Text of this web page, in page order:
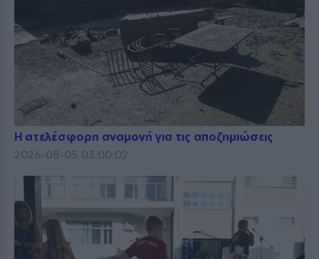
Η ατελέσφορη αναμονή για τις αποζημιώσεις
2026-08-05 03:00:02